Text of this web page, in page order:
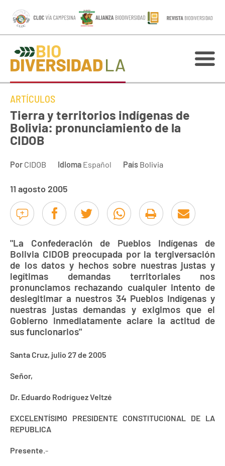
ARTÍCULOS
Tierra y territorios indígenas de
Bolivia: pronunciamiento de la
CIDOB
Por CIDOB Idioma Español País Bolivia
11 agosto 2005
"La Confederación de Pueblos Indígenas de
Bolivia CIDOB preocupada por la tergiversación
de los datos y hechos sobre nuestras justas y
legítimas demandas territoriales nos
pronunciamos rechazando cualquier intento de
deslegitimar a nuestros 34 Pueblos Indígenas y
nuestras justas demandas y exigimos que el
Gobierno inmediatamente aclare la actitud de
sus funcionarios"
Santa Cruz, julio 27 de 2005
Señor,
Dr. Eduardo Rodríguez Veltzé
EXCELENTÍSIMO PRESIDENTE CONSTITUCIONAL DE LA
REPUBLICA
Presente.-